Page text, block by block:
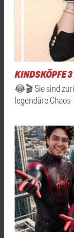
KINDSKÖPFE 3
😂🎬 Sie sind
legendäre